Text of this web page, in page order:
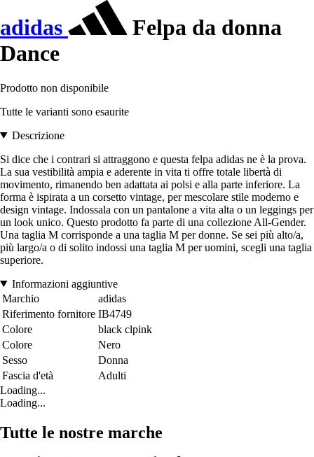
adidas
Felpa da donna
Dance
Prodotto non disponibile
Tutte le varianti sono esaurite
Descrizione
Si dice che i contrari si attraggono e questa felpa adidas ne è la prova.
La sua vestibilità ampia e aderente in vita ti offre totale libertà di
movimento, rimanendo ben adattata ai polsi e alla parte inferiore. La
forma è ispirata a un corsetto vintage, per mescolare stile moderno e
design vintage. Indossala con un pantalone a vita alta o un leggings per
un look unico. Questo prodotto fa parte di una collezione All-Gender.
Una taglia M corrisponde a una taglia M per donne. Se sei più alto/a,
più largo/a o di solito indossi una taglia M per uomini, scegli una taglia
superiore.
Informazioni aggiuntive
Marchio
adidas
Riferimento fornitore IB4749
Colore
black clpink
Colore
Nero
Sesso
Donna
Fascia d'età
Adulti
Loading...
Loading...
Tutte le nostre marche